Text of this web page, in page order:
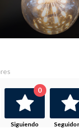
Siguiendo
0